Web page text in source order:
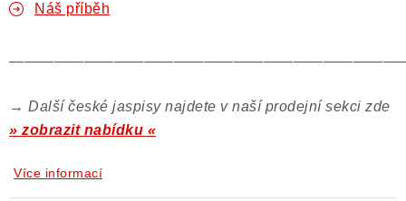
Náš příběh
→ Další české jaspisy najdete v naší prodejní sekci zde
» zobrazit nabídku «
Více informací